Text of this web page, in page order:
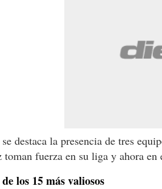
destaca la presencia de tres
toman fuerza en su liga y ahora en
los 15 más valiosos